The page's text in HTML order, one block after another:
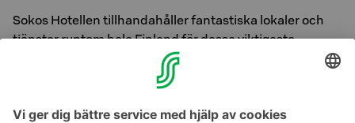
Sokos Hotellen tillhandahåller fantastiska lokaler och
tjänster runtom hela Finland för dessa viktigaste
ögonblick i era liv. Oavsett tillställning står vi till er tjänst!
nätet eller begär en offert.